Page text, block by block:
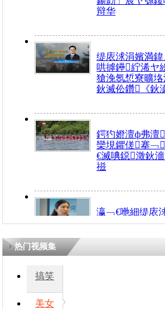
辩华
缇庡浗涓嬪満鍏
哄摢鑸紵浠ヤ
獊浼氬惁寮曠
鈥滅伀鑽《鈥
鍔犳嬁澶ф弗澶
欒垷鑺傞搴
€滅唺鐚澂鈥
禌
瀛﹁€咃細缇庡
€间笢鍗椾簹涓
熷悎浣� 涓ㄥ
热门视频集
搞笑
美女